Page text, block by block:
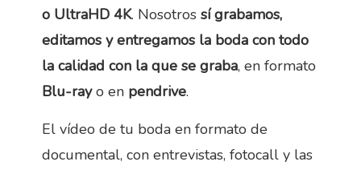
o UltraHD 4K. Nosotros sí grabamos,
editamos y entregamos la boda con todo
la calidad con la que se graba, en formato
Blu-rayo en pendrive.
El vídeo de tu boda en formato de
documental, con entrevistas, fotocall y las